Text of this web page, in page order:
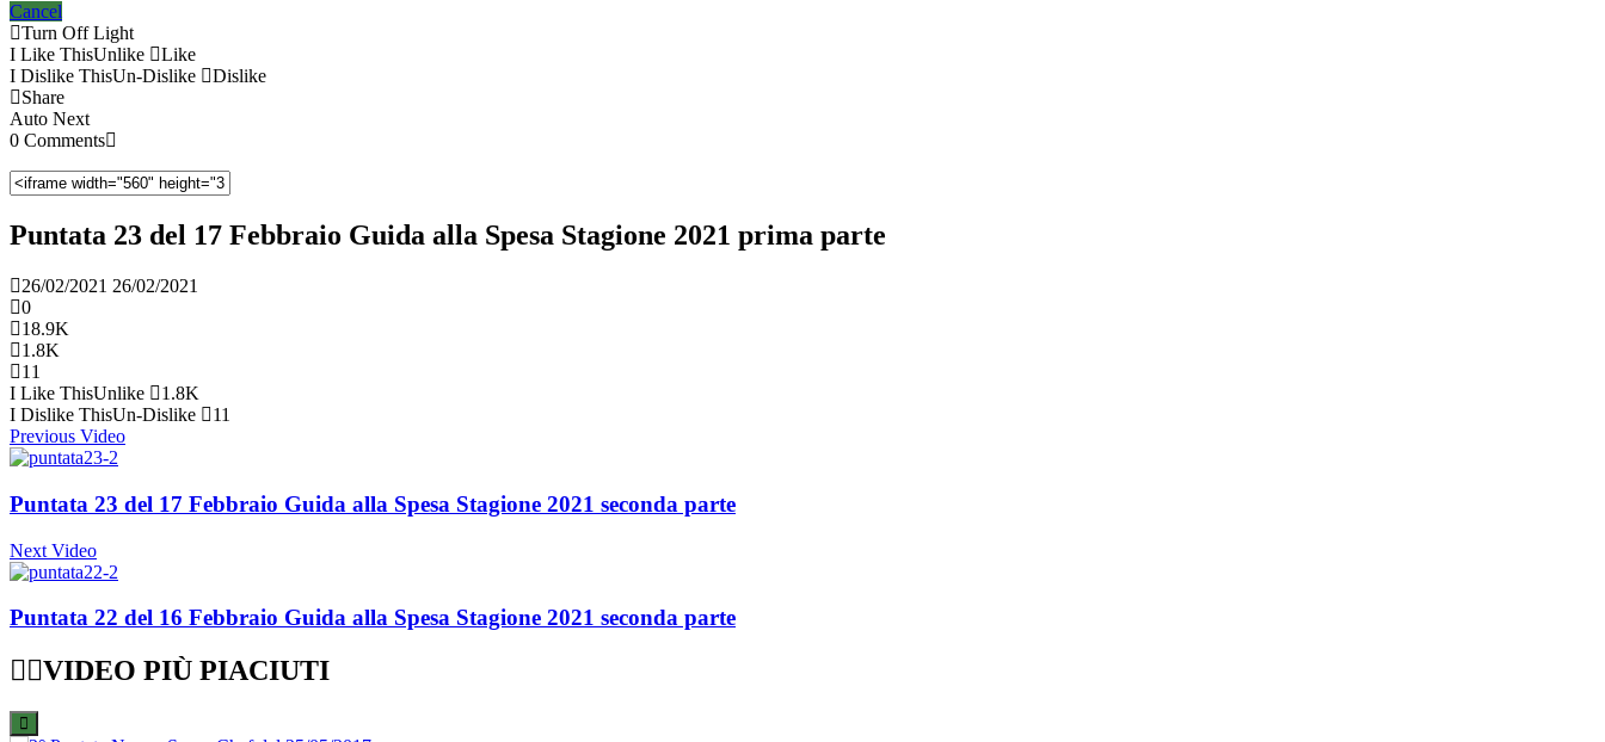
Cancel
Turn Off Light
I Like ThisUnlike
Like
I Dislike ThisUn-Dislike
Dislike
Share
Auto Next
0 Comments
Puntata 23 del 17 Febbraio Guida alla Spesa Stagione 2021 prima parte
26/02/2021 26/02/2021
0
18.9K
1.8K
11
I Like ThisUnlike
1.8K
I Dislike ThisUn-Dislike
11
Previous Video
Puntata 23 del 17 Febbraio Guida alla Spesa Stagione 2021 seconda parte
Next Video
Puntata 22 del 16 Febbraio Guida alla Spesa Stagione 2021 seconda parte
VIDEO PIÙ PIACIUTI